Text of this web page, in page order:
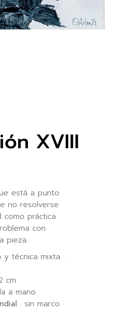
XVIII
está a punto
no resolverse
como práctica
con
pieza.
y técnica mixta ·
cm
a mano
· sin marco ·